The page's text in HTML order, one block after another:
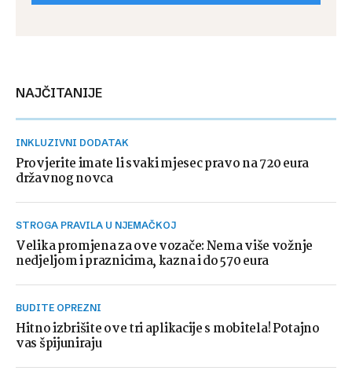
NAJČITANIJE
INKLUZIVNI DODATAK
Provjerite imate li svaki mjesec pravo na 720 eura
državnog novca
STROGA PRAVILA U NJEMAČKOJ
Velika promjena za ove vozače: Nema više vožnje
nedjeljom i praznicima, kazna i do 570 eura
BUDITE OPREZNI
Hitno izbrišite ove tri aplikacije s mobitela! Potajno
vas špijuniraju